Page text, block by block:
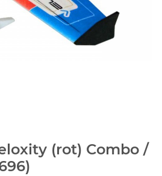
(rot) Combo /